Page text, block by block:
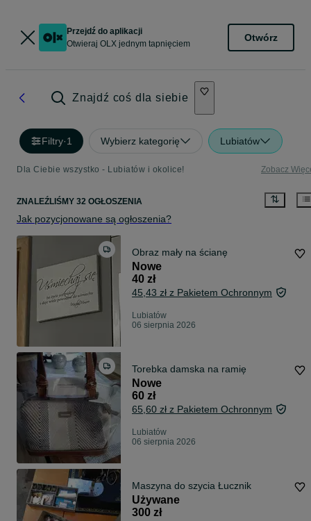
Przejdź do aplikacji
Otwieraj OLX jednym tapnięciem
Otwórz
Znajdź coś dla siebie
Filtry·1 Wybierz kategorię Lubiatów
Dla Ciebie wszystko - Lubiatów i okolice! Zobacz
ZNALEŹLIŚMY 32 OGŁOSZENIA
Jak pozycjonowane są ogłoszenia?
Obraz mały na ścianę
Nowe
40 zł
45,43 zł z Pakietem Ochronnym
Lubiatów
06 sierpnia 2026
Torebka damska na ramię
Nowe
60 zł
65,60 zł z Pakietem Ochronnym
Lubiatów
06 sierpnia 2026
Maszyna do szycia Łucznik
Używane
300 zł